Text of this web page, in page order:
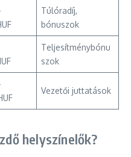
Túlóradíj,
bónuszok
Teljesítménybónu
szok
Vezetői juttatások
helyszínelők?